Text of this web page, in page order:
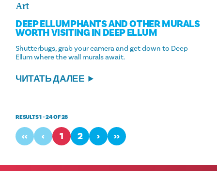
Art
DEEP ELLUMPHANTS AND OTHER MURALS
WORTH VISITING IN DEEP ELLUM
Shutterbugs, grab your camera and get down to Deep
Ellum where the wall murals await.
ЧИТАТЬ ДАЛЕЕ
RESULTS 1 - 24 OF 28
‹‹ ‹ 1 2 › ››